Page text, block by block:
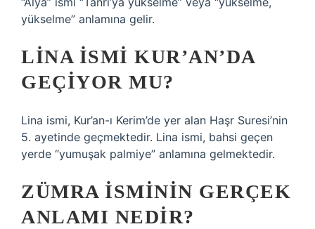
yükselme” anlamına gelir.
LINA ISMI KUR’AN’DA
GEÇIYOR MU?
Lina ismi, Kur’an-ı Kerim’de yer alan Haşr Suresi’nin
5. ayetinde geçmektedir. Lina ismi, bahsi geçen
yerde “yumuşak palmiye” anlamına gelmektedir.
ZÜMRA ISMININ GERÇEK
ANLAMI NEDIR?